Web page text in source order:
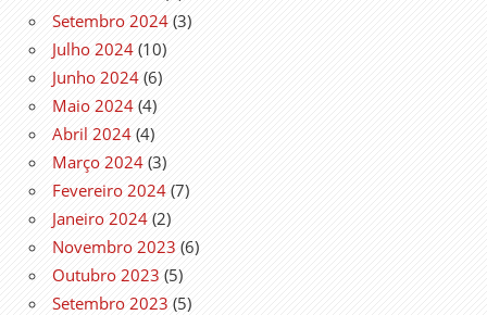
Setembro 2024 (3)
Julho 2024 (10)
Junho 2024 (6)
Maio 2024 (4)
Abril 2024 (4)
Março 2024 (3)
Fevereiro 2024 (7)
Janeiro 2024 (2)
Novembro 2023 (6)
Outubro 2023 (5)
Setembro 2023 (5)